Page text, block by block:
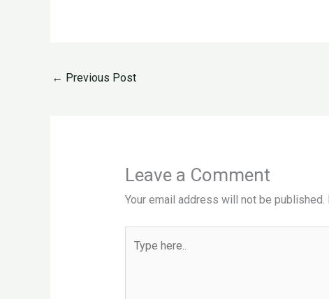
← Previous Post
Leave a Comment
Your email address will not be published.